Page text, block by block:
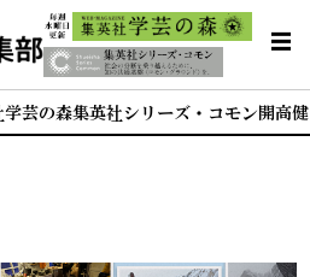
芸の森集英社シリーズ・コモン 開高